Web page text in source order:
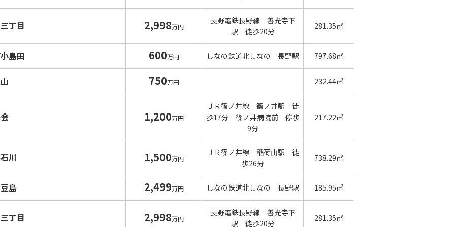
丁目 2,998万円
長野電鉄長野線 善光寺下
駅 徒歩20分
281.35㎡
島田 600万円 しなの鉄道北しなの 長野駅 797.68㎡
750万円 232.44㎡
1,200万円
ＪＲ篠ノ井線 篠ノ井駅 徒
歩17分 篠ノ井病院前 停歩
9分
217.22㎡
川 1,500万円
ＪＲ篠ノ井線 稲荷山駅 徒
歩26分
738.29㎡
島 2,499万円 しなの鉄道北しなの 長野駅 185.95㎡
丁目 2,998万円
長野電鉄長野線 善光寺下
駅 徒歩20分
281.35㎡